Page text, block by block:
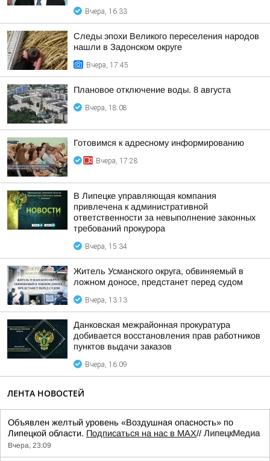
Вчера, 16:33
Следы эпохи Великого переселения народов
нашли в Задонском округе
Вчера, 17:45
Плановое отключение воды. 8 августа
Вчера, 18:08
Готовимся к адресному информированию
Вчера, 17:28
В Липецке управляющая компания
привлечена к административной
ответственности за невыполнение законных
требований прокурора
Вчера, 15:34
Житель Усманского округа, обвиняемый в
ложном доносе, предстанет перед судом
Вчера, 13:13
Данковская межрайонная прокуратура
добивается восстановления прав работников
пунктов выдачи заказов
Вчера, 16:09
ЛЕНТА НОВОСТЕЙ
Объявлен желтый уровень «Воздушная опасность» по
Липецкой области. Подписаться на нас в МАХ// ЛипецкМедиа
Вчера, 23:09